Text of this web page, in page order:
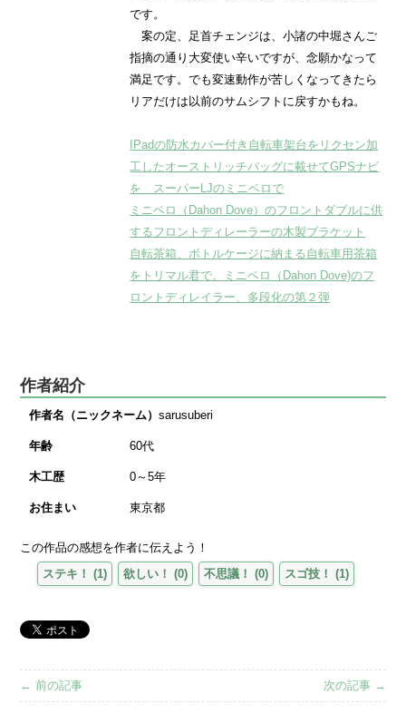
です。
案の定、足首チェンジは、小諸の中堀さんご
指摘の通り大変使い辛いですが、念願かなって
満足です。でも変速動作が苦しくなってきたら
リアだけは以前のサムシフトに戻すかもね。
IPadの防水カバー付き自転車架台をリクセン加
工したオーストリッチバッグに載せてGPSナビ
を スーパーLJのミニベロで
ミニベロ（Dahon Dove）のフロントダブルに供
するフロントディレーラーの木製ブラケット
自転茶箱、ボトルケージに納まる自転車用茶箱
をトリマル君で。ミニベロ（Dahon Dove)のフ
ロントディレイラー、多段化の第２弾
作者紹介
作者名（ニックネーム）sarusuberi
年齢 60代
木工歴 0～5年
お住まい 東京都
この作品の感想を作者に伝えよう！
ステキ！
(1) 欲しい！ (0) 不思議！ (0) スゴ技！ (1)
← 前の記事 次の記事 →